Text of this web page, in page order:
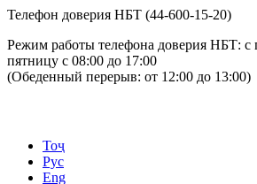
Телефон доверия НБТ (44-600-15-20)
Режим работы телефона доверия НБТ: с
пятницу с 08:00 до 17:00
(Обеденный перерыв: от 12:00 до 13:00)
Тоҷ
Рус
Eng